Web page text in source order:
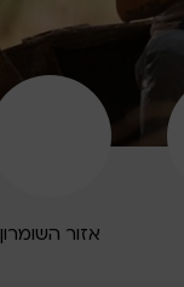
אזור השומרון